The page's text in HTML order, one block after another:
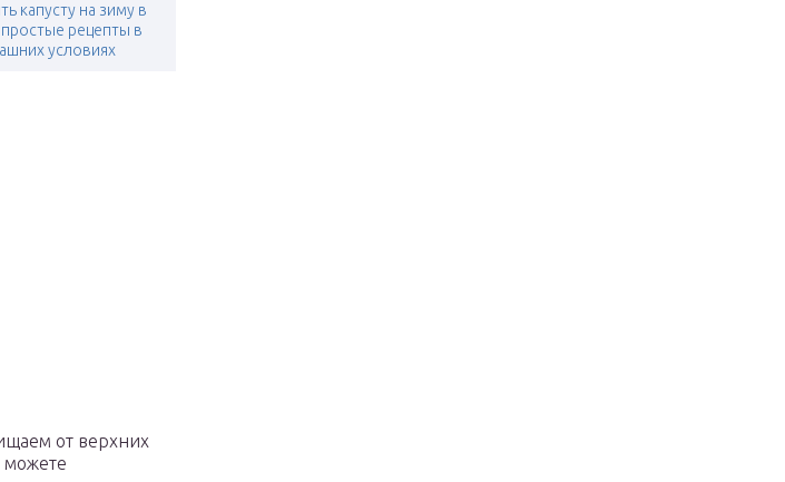
капусту на зиму в
простые рецепты в
условиях
от верхних
можете